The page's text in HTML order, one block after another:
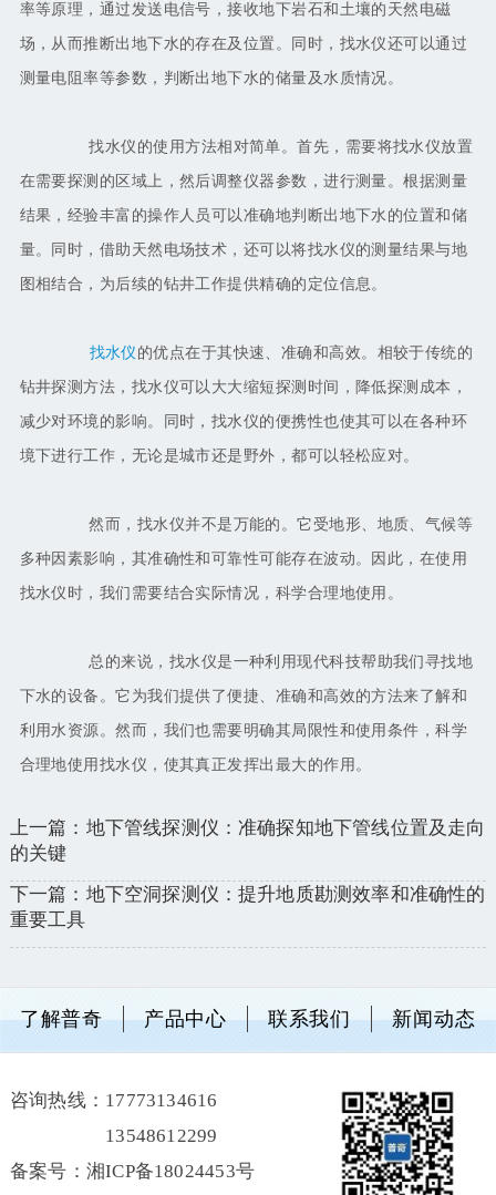
率等原理，通过发送电信号，接收地下岩石和土壤的天然电磁
场，从而推断出地下水的存在及位置。同时，找水仪还可以通过
测量电阻率等参数，判断出地下水的储量及水质情况。
找水仪的使用方法相对简单。首先，需要将找水仪放置
在需要探测的区域上，然后调整仪器参数，进行测量。根据测量
结果，经验丰富的操作人员可以准确地判断出地下水的位置和储
量。同时，借助 天然电场技术，还可以将找水仪的测量结果与地
图相结合，为后续的钻井工作提供精确的定位信息。
找水仪 的优点在于其快速、准确和高效。相较于传统的
钻井探测方法，找水仪可以大大缩短探测时间，降低探测成本，
减少对环境的影响。同时，找水仪的便携性也使其可以在各种环
境下进行工作，无论是城市还是野外，都可以轻松应对。
然而，找水仪并不是万能的。它受地形、地质、气候等
多种因素影响，其准确性和可靠性可能存在波动。因此，在使用
找水仪时，我们需要结合实际情况，科学合理地使用。
总的来说，找水仪是一种利用现代科技帮助我们寻找地
下水的设备。它为我们提供了便捷、准确和高效的方法来了解和
利用水资源。然而，我们也需要明确其局限性和使用条件，科学
合理地使用找水仪，使其真正发挥出最大的作用。
上一篇：地下管线探测仪：准确探知地下管线位置及走向
的关键
下一篇：地下空洞探测仪：提升地质勘测效率和准确性的
重要工具
了解普奇 产品中心 联系我们 新闻动态
咨询热线： 17773134616
13548612299
备案号：湘ICP备18024453号